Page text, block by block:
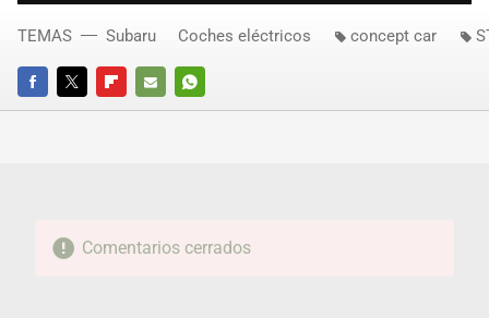
FACEBOOKTWITTERFLIPBOARD
E-
WHATSAPP
TEMAS Subaru Coches eléctricos concept car
Comentarios cerrados